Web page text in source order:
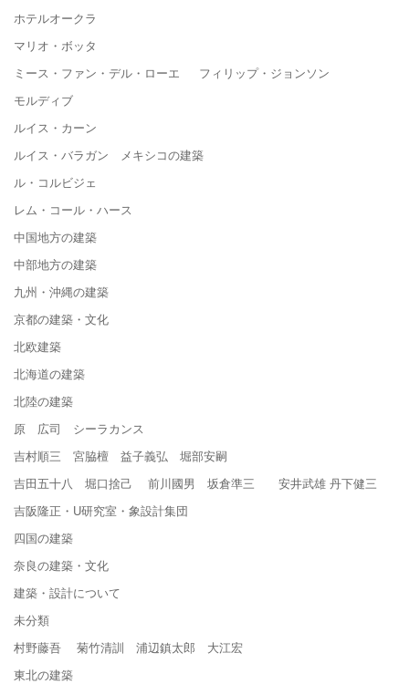
ホテルオークラ
マリオ・ボッタ
ミース・ファン・デル・ローエ フィリップ・ジョンソン
モルディブ
ルイス・カーン
ルイス・バラガン メキシコの建築
ル・コルビジェ
レム・コール・ハース
中国地方の建築
中部地方の建築
九州・沖縄の建築
京都の建築・文化
北欧建築
北海道の建築
北陸の建築
原 広司 シーラカンス
吉村順三 宮脇檀 益子義弘 堀部安嗣
吉田五十八 堀口捨己 前川國男 坂倉準三 安井武雄 丹下健三
吉阪隆正・U研究室・象設計集団
四国の建築
奈良の建築・文化
建築・設計について
未分類
村野藤吾 菊竹清訓 浦辺鎮太郎 大江宏
東北の建築